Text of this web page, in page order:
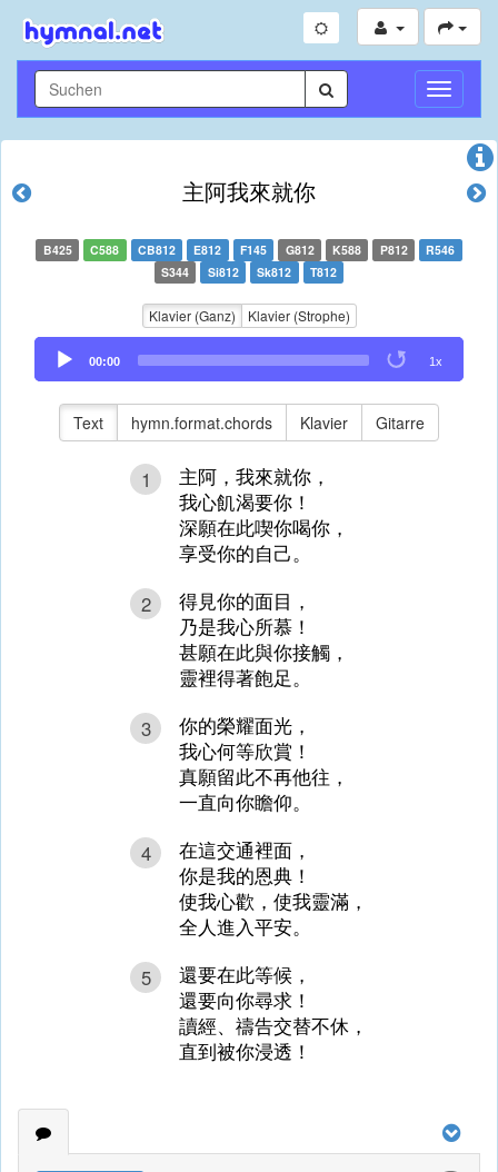
主阿我來就你
B425 C588 CB812 E812 F145 G812 K588 P812
R546
S344
Si812 Sk812 T812
Klavier (Ganz) Klavier (Strophe)
Audio
Player
00:00 1x
Text hymn.format.chords Klavier Gitarre
1
主阿，我來就你，
我心飢渴要你！
深願在此喫你喝你，
享受你的自己。
2
得見你的面目，
乃是我心所慕！
甚願在此與你接觸，
靈裡得著飽足。
3
你的榮耀面光，
我心何等欣賞！
真願留此不再他往，
一直向你瞻仰。
4
在這交通裡面，
你是我的恩典！
使我心歡，使我靈滿，
全人進入平安。
5
還要在此等候，
還要向你尋求！
讀經、禱告交替不休，
直到被你浸透！